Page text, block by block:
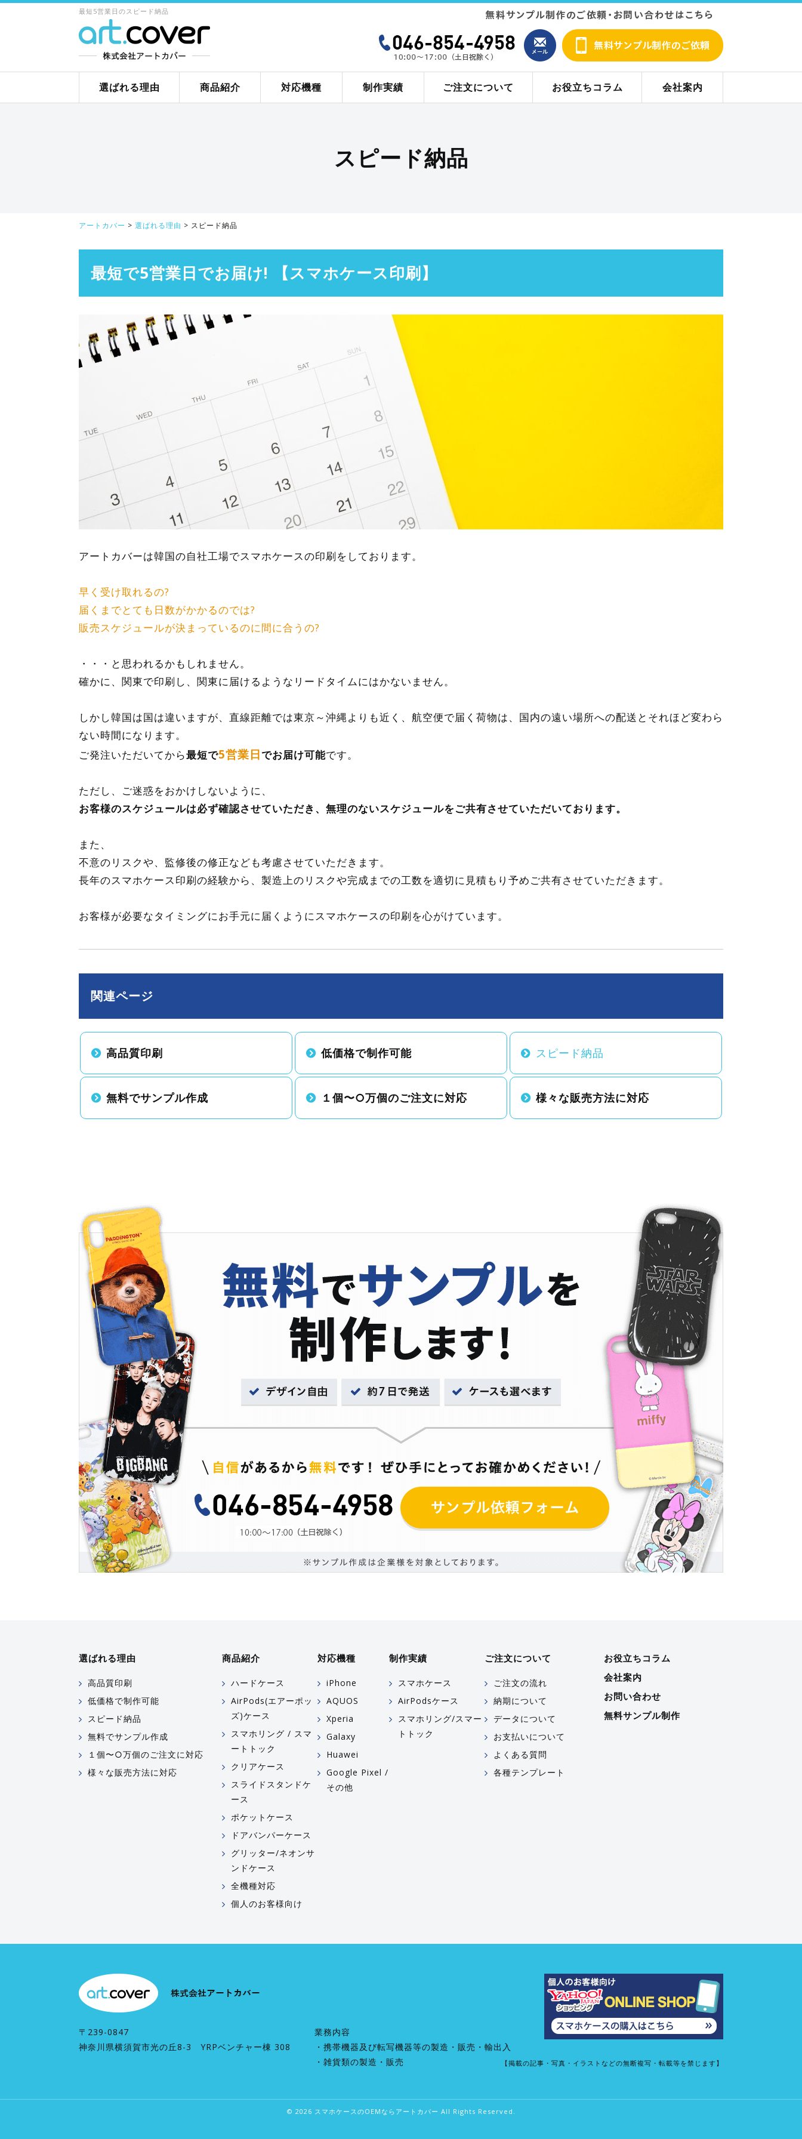
最短5営業日のスピード納品
選ばれる理由 商品紹介 対応機種 制作実績 ご注文について お役立ちコラム 会社案内
スピード納品
アートカバー > 選ばれる理由 > スピード納品
最短で5営業日でお届け! 【スマホケース印刷】
アートカバーは韓国の自社工場でスマホケースの印刷をしております。
早く受け取れるの?
届くまでとても日数がかかるのでは?
販売スケジュールが決まっているのに間に合うの?
・・・と思われるかもしれません。
確かに、関東で印刷し、関東に届けるようなリードタイムにはかないません。
しかし韓国は国は違いますが、直線距離では東京～沖縄よりも近く、航空便で届く荷物は、国内の遠い場所への配送とそれほど変わら
ない時間になります。
ご発注いただいてから最短で5営業日でお届け可能です。
ただし、ご迷惑をおかけしないように、
お客様のスケジュールは必ず確認させていただき、無理のないスケジュールをご共有させていただいております。
また、
不意のリスクや、監修後の修正なども考慮させていただきます。
長年のスマホケース印刷の経験から、製造上のリスクや完成までの工数を適切に見積もり予めご共有させていただきます。
お客様が必要なタイミングにお手元に届くようにスマホケースの印刷を心がけています。
関連ページ
高品質印刷 低価格で制作可能 スピード納品
無料でサンプル作成 １個〜○万個のご注文に対応 様々な販売方法に対応
選ばれる理由
高品質印刷
低価格で制作可能
スピード納品
無料でサンプル作成
１個〜○万個のご注文に対応
様々な販売方法に対応
商品紹介
ハードケース
AirPods(エアーポッ
ズ)ケース
スマホリング / スマ
ートトック
クリアケース
スライドスタンドケ
ース
ポケットケース
ドアバンパーケース
グリッター/ネオンサ
ンドケース
全機種対応
個人のお客様向け
対応機種
iPhone
AQUOS
Xperia
Galaxy
Huawei
Google Pixel /
その他
制作実績
スマホケース
AirPodsケース
スマホリング/スマー
トトック
ご注文について
ご注文の流れ
納期について
データについて
お支払いについて
よくある質問
各種テンプレート
お役立ちコラム
会社案内
お問い合わせ
無料サンプル制作
〒239-0847
神奈川県横須賀市光の丘8-3 YRPベンチャー棟 308
業務内容
・携帯機器及び転写機器等の製造・販売・輸出入
・雑貨類の製造・販売
【掲載の記事・写真・イラストなどの無断複写・転載等を禁じます】
© 2026 スマホケースのOEMならアートカバー All Rights Reserved.